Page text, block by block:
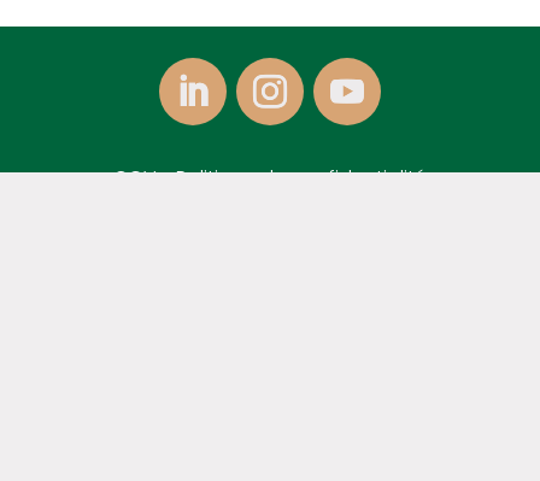
CGV-Politique de confidentialité